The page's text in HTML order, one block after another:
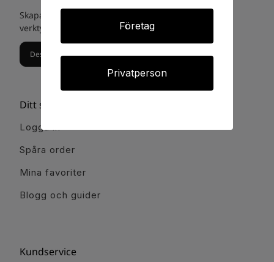
Skapa och designa din egna skylt med vårat digital
verktyg. Eller gå till
skyltstudio guiden.
Designa din egna skylt
Ditt signmakerr
Logga in
Spåra order
Mina favoriter
Blogg och guider
Kundservice
Företag
Privatperson